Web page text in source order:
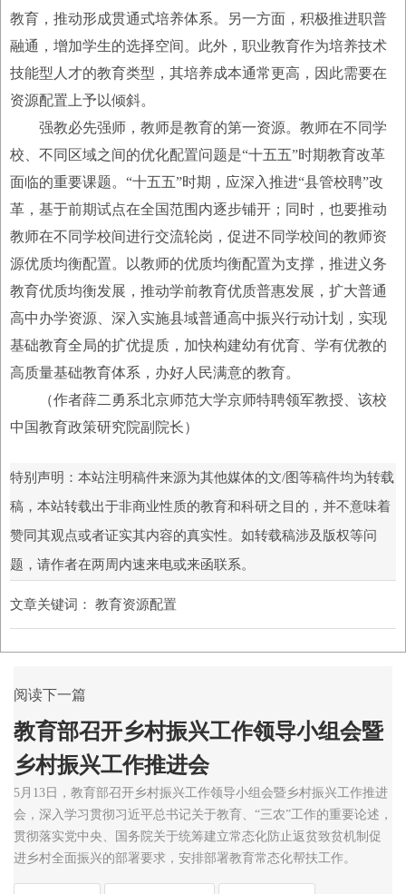
教育，推动形成贯通式培养体系。另一方面，积极推进职普
融通，增加学生的选择空间。此外，职业教育作为培养技术
技能型人才的教育类型，其培养成本通常更高，因此需要在
资源配置上予以倾斜。
强教必先强师，教师是教育的第一资源。教师在不同学
校、不同区域之间的优化配置问题是“十五五”时期教育改革
面临的重要课题。“十五五”时期，应深入推进“县管校聘”改
革，基于前期试点在全国范围内逐步铺开；同时，也要推动
教师在不同学校间进行交流轮岗，促进不同学校间的教师资
源优质均衡配置。以教师的优质均衡配置为支撑，推进义务
教育优质均衡发展，推动学前教育优质普惠发展，扩大普通
高中办学资源、深入实施县域普通高中振兴行动计划，实现
基础教育全局的扩优提质，加快构建幼有优育、学有优教的
高质量基础教育体系，办好人民满意的教育。
（作者薛二勇系北京师范大学京师特聘领军教授、该校
中国教育政策研究院副院长）
特别声明：本站注明稿件来源为其他媒体的文/图等稿件均为转载
稿，本站转载出于非商业性质的教育和科研之目的，并不意味着
赞同其观点或者证实其内容的真实性。如转载稿涉及版权等问
题，请作者在两周内速来电或来函联系。
文章关键词： 教育资源配置
阅读下一篇
教育部召开乡村振兴工作领导小组会暨
乡村振兴工作推进会
5月13日，教育部召开乡村振兴工作领导小组会暨乡村振兴工作推进
会，深入学习贯彻习近平总书记关于教育、“三农”工作的重要论述，
贯彻落实党中央、国务院关于统筹建立常态化防止返贫致贫机制促
进乡村全面振兴的部署要求，安排部署教育常态化帮扶工作。